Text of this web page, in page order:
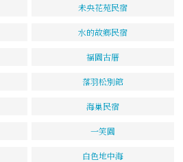
未央花苑民宿
水的故鄉民宿
福園古厝
落羽松別館
海巢民宿
一笑園
白色地中海